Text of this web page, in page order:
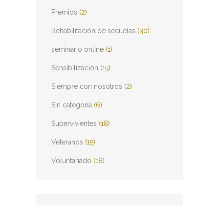
Premios (2)
Rehabilitación de secuelas (30)
seminario online (1)
Sensibilización (15)
Siempre con nosotros (2)
Sin categoría (6)
Supervivientes (18)
Veteranos (15)
Voluntariado (18)